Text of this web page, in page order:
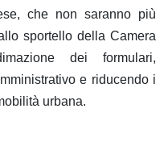
che non saranno più
sportello della Camera
dei formulari,
e riducendo i
urbana.